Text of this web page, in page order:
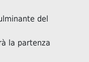
del
la partenza